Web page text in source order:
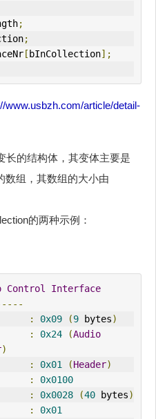
;
;
[ bInCollection];
www.usbzh.com/article/detail-
长的结构体，其变体主要是
数组，其数组的大小由
的两种示例：
Control
Interface
: 0x09 (9 bytes)
: 0x24 (Audio
)
: 0x01 (Header)
:
0x0100
: 0x0028 (40 bytes)
:
0x01